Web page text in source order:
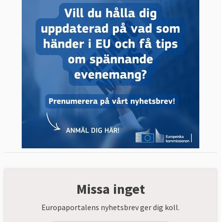
Missa inget
Europaportalens nyhetsbrev ger dig koll.